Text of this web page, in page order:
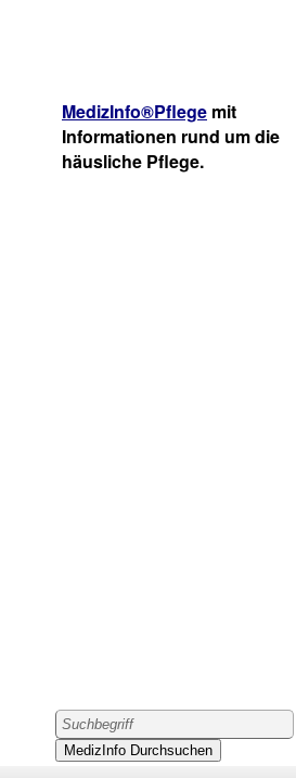
MedizInfo®Pflege mit
Informationen rund um die
häusliche Pflege.